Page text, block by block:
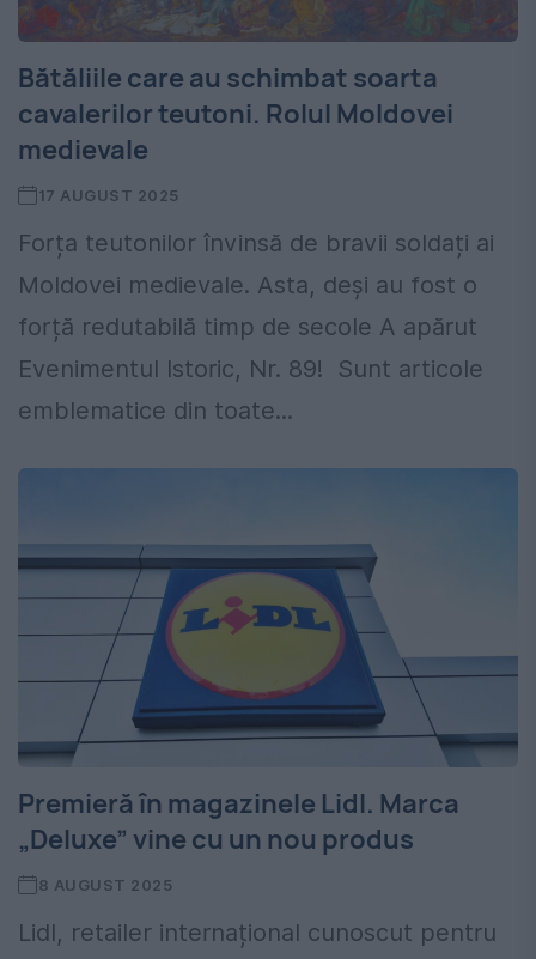
Bătăliile care au schimbat soarta
cavalerilor teutoni. Rolul Moldovei
medievale
17 AUGUST 2025
Forța teutonilor învinsă de bravii soldați ai
Moldovei medievale. Asta, deși au fost o
forță redutabilă timp de secole A apărut
Evenimentul Istoric, Nr. 89! Sunt articole
emblematice din toate...
Premieră în magazinele Lidl. Marca
„Deluxe” vine cu un nou produs
8 AUGUST 2025
Lidl, retailer internațional cunoscut pentru